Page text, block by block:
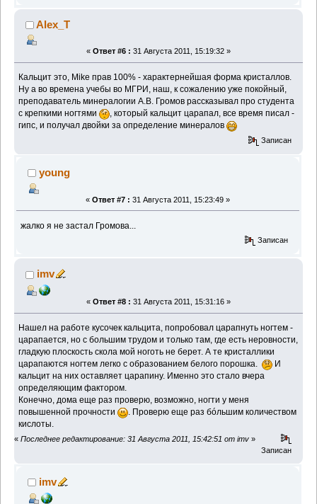
Alex_T
« Ответ #6 : 31 Августа 2011, 15:19:32 »
Кальцит это, Mike прав 100% - характернейшая форма кристаллов.
Ну а во времена учебы во МГРИ, наш, к сожалению уже покойный,
преподаватель минералогии А.В. Громов рассказывал про студента
с крепкими ногтями
, который кальцит царапал, все время писал -
гипс, и получал двойки за определение минералов
Записан
young
« Ответ #7 : 31 Августа 2011, 15:23:49 »
жалко я не застал Громова...
Записан
imv
« Ответ #8 : 31 Августа 2011, 15:31:16 »
Нашел на работе кусочек кальцита, попробовал царапнуть ногтем -
царапается, но с большим трудом и только там, где есть неровности,
гладкую плоскость скола мой ноготь не берет. А те кристаллики
царапаются ногтем легко с образованием белого порошка.
И
кальцит на них оставляет царапину. Именно это стало вчера
определяющим фактором.
Конечно, дома еще раз проверю, возможно, ногти у меня
повышенной прочности
. Проверю еще раз бóльшим количеством
кислоты.
« Последнее редактирование: 31 Августа 2011, 15:42:51 от imv »
Записан
imv